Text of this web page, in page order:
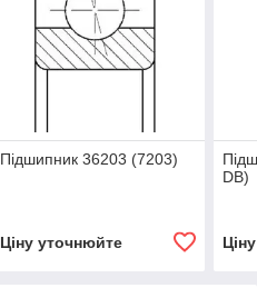
Підшипник 36203 (7203)
Ціну уточнюйте
DB)